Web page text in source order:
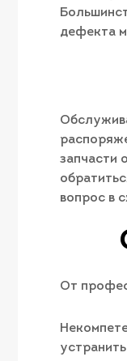
дефекта
запчасти
вопрос в
От